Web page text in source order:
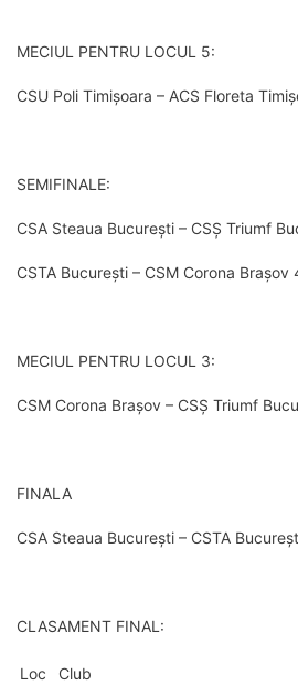
MECIUL PENTRU LOCUL 5:
CSU Poli Timișoara – ACS Floreta
SEMIFINALE:
CSA Steaua București – CSȘ Triumf
CSTA București – CSM Corona Brașov
MECIUL PENTRU LOCUL 3:
CSM Corona Brașov – CSȘ Triumf
FINALA
CSA Steaua București – CSTA
CLASAMENT FINAL:
Loc Club